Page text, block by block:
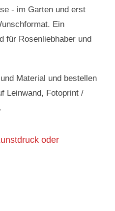
- im Garten und erst
Ein
für Rosenliebhaber und
Material und bestellen
Leinwand, Fotoprint /
oder